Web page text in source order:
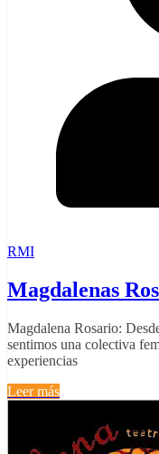
RMI
Magdalenas
Magdalena Rosario:
sentimos una colectiva
experiencias
Leer más